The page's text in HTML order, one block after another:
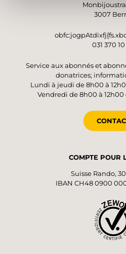
3007
031 370
Service aux abonnés et
donatrices;
Lundi à jeudi de 8h00 à
Vendredi de 8h00 à 12h00
COMPTE POUR
Suisse Rando,
IBAN CH48 0900